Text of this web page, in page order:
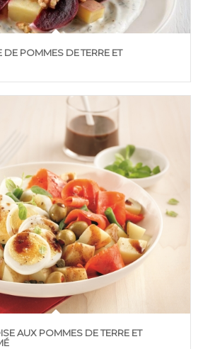
DE POMMES DE TERRE ET
AUX POMMES DE TERRE ET